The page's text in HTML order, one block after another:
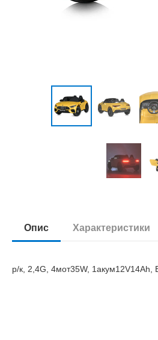
Опис Характеристики
р/к, 2,4G, 4мот35W, 1акум12V14Ah,